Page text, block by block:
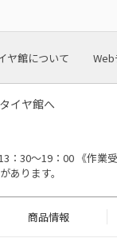
ヤ館について Web
イヤ館へ
30～19：00 《作業
あります。
商品情報